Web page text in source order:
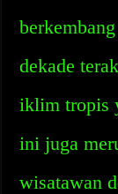
dekade
iklim tropis
ini juga
wisatawan